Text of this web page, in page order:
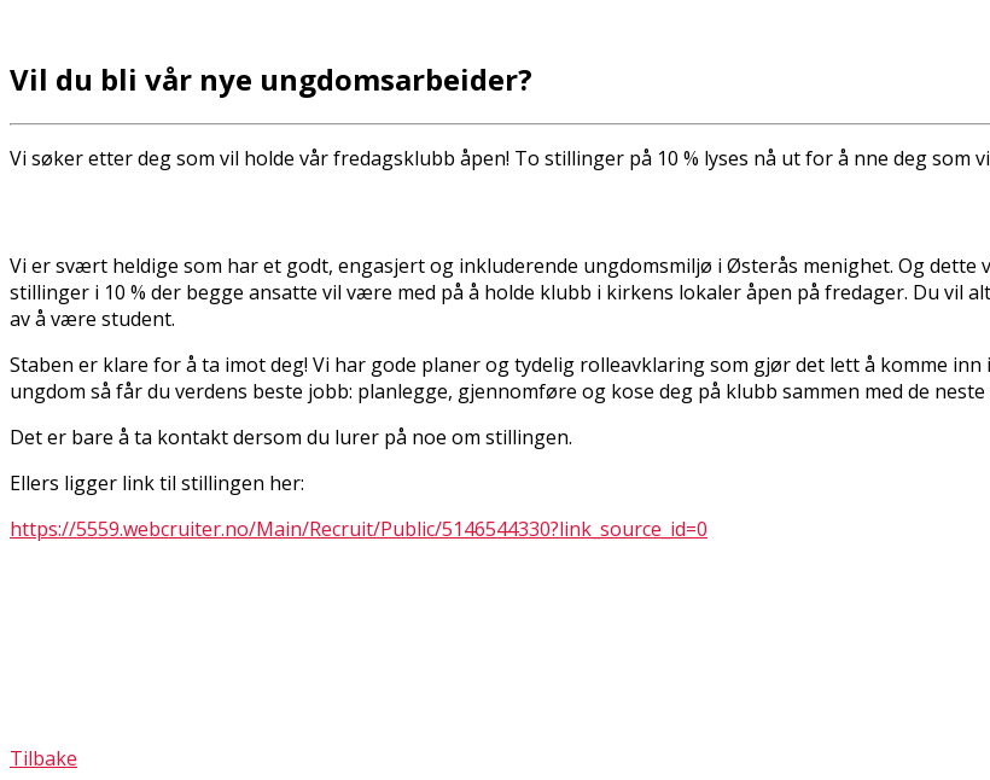
Vil du bli vår nye ungdomsarbeider?
Vi søker etter deg som vil holde vår fredagsklubb åpen! To stillinger på 10 % lyses nå ut for å finne deg som
Vi er svært heldige som har et godt, engasjert og inkluderende ungdomsmiljø i Østerås menighet. Og
stillinger i 10 % der begge ansatte vil være med på å holde klubb i kirkens lokaler åpen på fredager. Du vil
av å være student.
Staben er klare for å ta imot deg! Vi har gode planer og tydelig rolleavklaring som gjør det lett å komme
ungdom så får du verdens beste jobb: planlegge, gjennomføre og kose deg på klubb sammen med de
Det er bare å ta kontakt dersom du lurer på noe om stillingen.
Ellers ligger link til stillingen her:
https://5559.webcruiter.no/Main/Recruit/Public/5146544330?link_source_id=0
Tilbake